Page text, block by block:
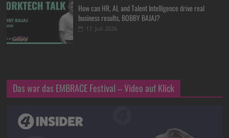
How can HR, AI, and Talent Intelligence drive real
business results, BOBBY BAJAJ?
17. Juli 2026
Das war das EMBRACE Festival – Video auf Klick